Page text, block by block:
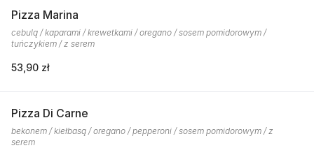
Pizza Marina
cebulą / kaparami / krewetkami / oregano / sosem pomidorowym /
tuńczykiem / z serem
53,90 zł
Pizza Di Carne
bekonem / kiełbasą / oregano / pepperoni / sosem pomidorowym / z
serem